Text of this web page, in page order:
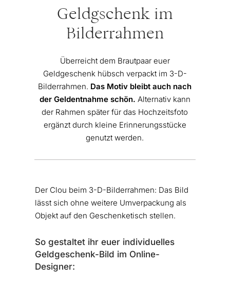
Geldgschenk im
Bilderrahmen
Überreicht dem Brautpaar euer
Geldgeschenk hübsch verpackt im 3-D-
Bilderrahmen. Das Motiv bleibt auch nach
der Geldentnahme schön. Alternativ kann
der Rahmen später für das Hochzeitsfoto
ergänzt durch kleine Erinnerungsstücke
genutzt werden.
Der Clou beim 3-D-Bilderrahmen: Das Bild
lässt sich ohne weitere Umverpackung als
Objekt auf den Geschenketisch stellen.
So gestaltet ihr euer individuelles
Geldgeschenk-Bild im Online-
Designer: